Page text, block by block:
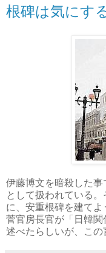
根碑は気にす
伊藤博文を暗殺した
として扱われている
に、安重根碑を建て
菅官房長官が「日韓
述べたらしいが、この